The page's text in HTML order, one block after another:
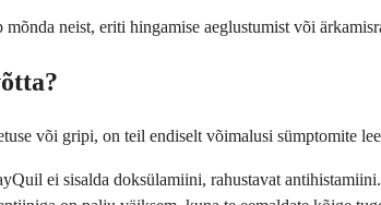
neist, eriti hingamise aeglustumist või
või gripi, on teil endiselt võimalusi sümptomite
ei sisalda doksülamiini, rahustavat